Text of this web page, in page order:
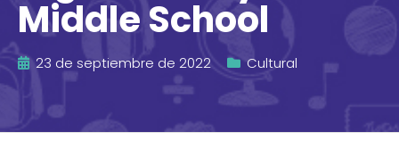
Middle School
23 de septiembre de 2022 Cultural